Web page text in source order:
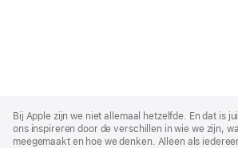
Footer
Bij Apple zijn we niet allemaal hetzelfde. En dat is
ons inspireren door de verschillen in wie we zijn,
meegemaakt en hoe we denken. Alleen als